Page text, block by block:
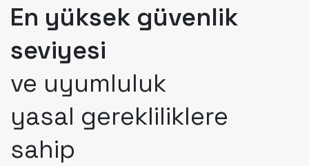
En yüksek güvenlik
seviyesi
ve uyumluluk
yasal gerekliliklere
sahip